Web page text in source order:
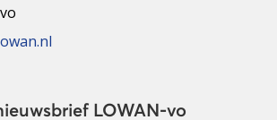
LOWAN-vo